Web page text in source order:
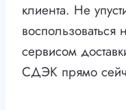
клиента. Не
сервисом
СДЭК прямо